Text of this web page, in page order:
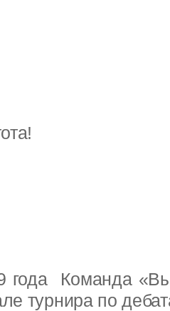
года Команда
турнира по